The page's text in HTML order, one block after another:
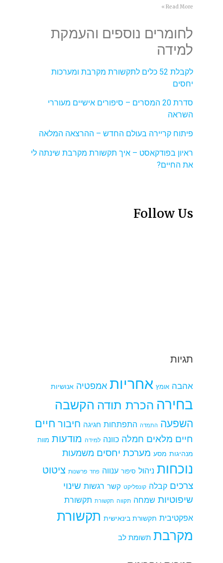
Read More »
לחומרים נוספים והעמקת
למידה
לקבלת 52 כלים לתקשורת מקרבת ומערכות
יחסים
סדרת 20 המסרים – סיפורים אישיים מעוררי
השראה
פיתוח קריירה בעולם החדש – ההרצאה המלאה
ראיון בפודקאסט – איך תקשורת מקרבת שינתה לי
את החיים?
Follow Us
תגיות
אהבה אומץ אחריות אמפטיה אנושיות
בחירה הכרת תודה הקשבה
השפעה התמדה התפתחות חגיגה חיבור חיים
חיים מלאים חמלה כוונה למידה מודעות מוות
מנהיגות מסע מערכת יחסים משמעות
נוכחות ניהול סיפור ענווה פחד פרשנות ציטוט
צרכים קבלה קונפליקט קשר רגשות שינוי
שיפוטיות שמחה תקווה תקשורת תקשורת
אפקטיבית תקשורת בינאישית תקשורת
מקרבת תשומת לב